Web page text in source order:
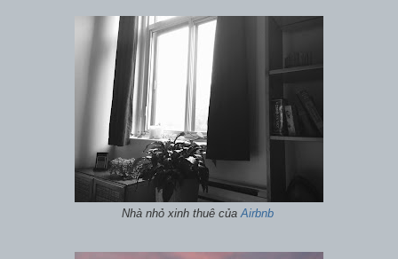
Nhà nhỏ xinh thuê của Airbnb